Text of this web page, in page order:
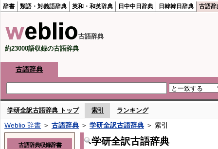
辞書 類語・対義語辞典 英和・和英辞典 日中中日辞典 日韓韓日辞典 古語辞
古語辞典
約23000語収録の古語辞典
古語辞典
学研全訳古語辞典 トップ 索引 ランキング
Weblio 辞書 ＞ 古語辞典 ＞ 学研全訳古語辞典 ＞ 索引
学研全訳古語辞典
古語辞典収録辞書